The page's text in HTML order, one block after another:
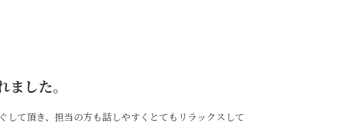
した。
て頂き、担当の方も話しやすくとてもリラックスして